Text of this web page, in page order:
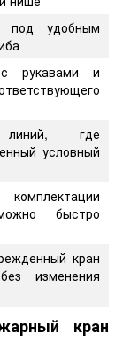
под удобным
рукавами и
где
условный
быстро
кран
изменения
кран